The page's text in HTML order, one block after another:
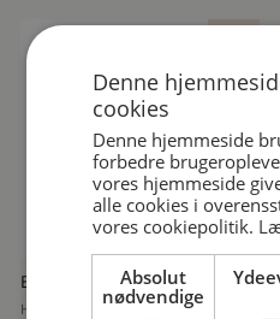
Blød Bold, Rainbow World, Haba
HABA
Denne
cookies
Denne hjemmeside
forbedre
vores hjemmeside
alle cookies i
vores cookiepolitik.
Absolut
nødvendige